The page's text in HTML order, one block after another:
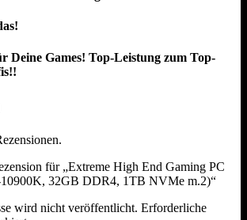
Deine Games! Top-Leistung zum Top-
für „Extreme High End Gaming PC
32GB DDR4, 1TB NVMe m.2)“
wird nicht veröffentlicht. Erforderliche